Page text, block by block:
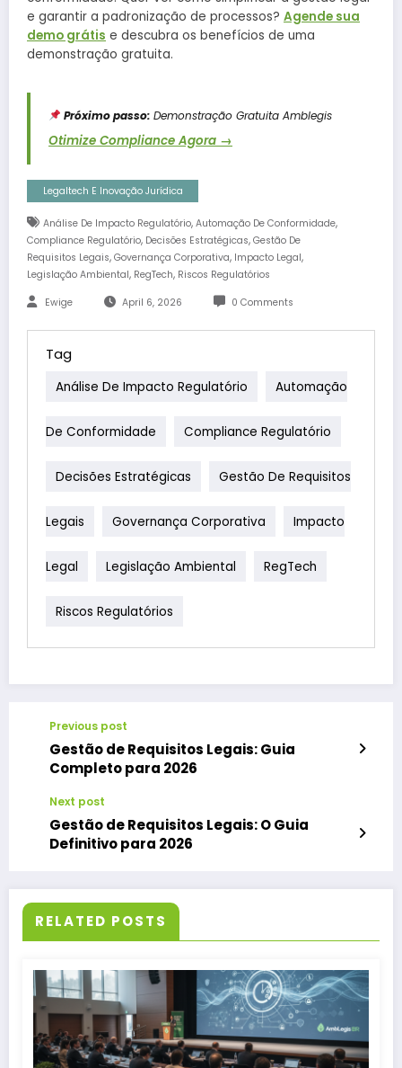
e garantir a padronização de processos? Agende sua
demo grátis e descubra os benefícios de uma
demonstração gratuita.
Próximo passo:Demonstração Gratuita Amblegis
Otimize Compliance Agora →
Legaltech E Inovação Jurídica
Análise De Impacto Regulatório, Automação De Conformidade,
Compliance Regulatório, Decisões Estratégicas, Gestão De
Requisitos Legais, Governança Corporativa, Impacto Legal,
Legislação Ambiental, RegTech, Riscos Regulatórios
Ewige April 6, 2026 0 Comments
Tag
Análise De Impacto Regulatório Automação
De Conformidade Compliance Regulatório
Decisões Estratégicas Gestão De Requisitos
Legais Governança Corporativa Impacto
Legal Legislação Ambiental RegTech
Riscos Regulatórios
Previous post
Gestão de Requisitos Legais: Guia
Completo para 2026
Next post
Gestão de Requisitos Legais: O Guia
Definitivo para 2026
RELATED POSTS